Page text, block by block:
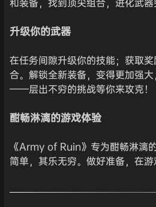
升级你的武器
在任务间隙升级你的技能；获取
合。解锁全新装备，变得更加强
——层出不穷的挑战等你来攻克！
酣畅淋漓的游戏体验
《Army of Ruin》专为酣畅淋漓
简单，其乐无穷。做好准备，在游